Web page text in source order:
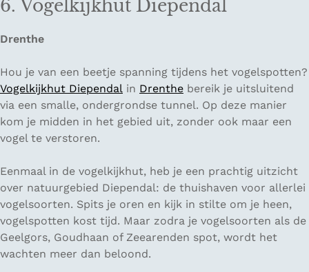
6. Vogelkijkhut Diependal
Drenthe
Hou je van een beetje spanning tijdens het vogelspotten?
Vogelkijkhut Diependal in Drenthe bereik je uitsluitend
via een smalle, ondergrondse tunnel. Op deze manier
kom je midden in het gebied uit, zonder ook maar een
vogel te verstoren.
Eenmaal in de vogelkijkhut, heb je een prachtig uitzicht
over natuurgebied Diependal: de thuishaven voor allerlei
vogelsoorten. Spits je oren en kijk in stilte om je heen,
vogelspotten kost tijd. Maar zodra je vogelsoorten als de
Geelgors, Goudhaan of Zeearenden spot, wordt het
wachten meer dan beloond.